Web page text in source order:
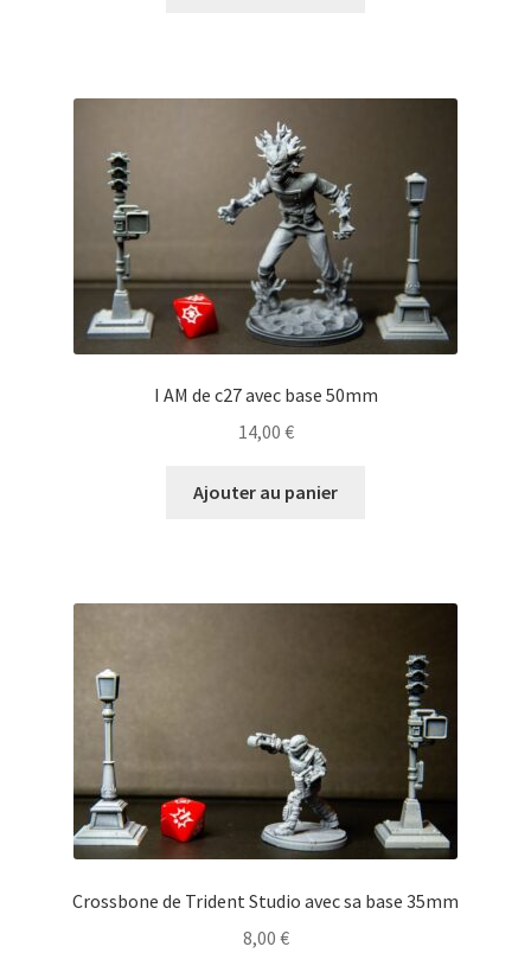
I AM de c27 avec base 50mm
14,00 €
Ajouter au panier
Crossbone de Trident Studio avec sa base 35mm
8,00 €